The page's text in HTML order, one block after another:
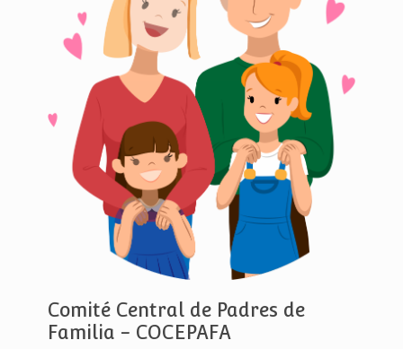
Comité Central de Padres de
Familia - COCEPAFA